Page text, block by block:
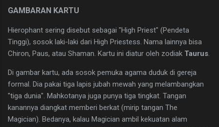
​GAMBARAN KARTU
​Hierophant sering disebut sebagai "High Priest" (Pendeta
Tinggi), sosok laki-laki dari High Priestess. Nama lainnya bisa
Chiron, Paus, atau Shaman. Kartu ini diatur oleh zodiak Taurus.
​Di gambar kartu, ada sosok pemuka agama duduk di gereja
formal. Dia pakai tiga lapis jubah mewah yang melambangkan
"tiga dunia". Mahkotanya juga punya tiga tingkat. Tangan
kanannya diangkat memberi berkat (mirip tangan The
Magician). Bedanya, kalau Magician ambil kekuatan alam